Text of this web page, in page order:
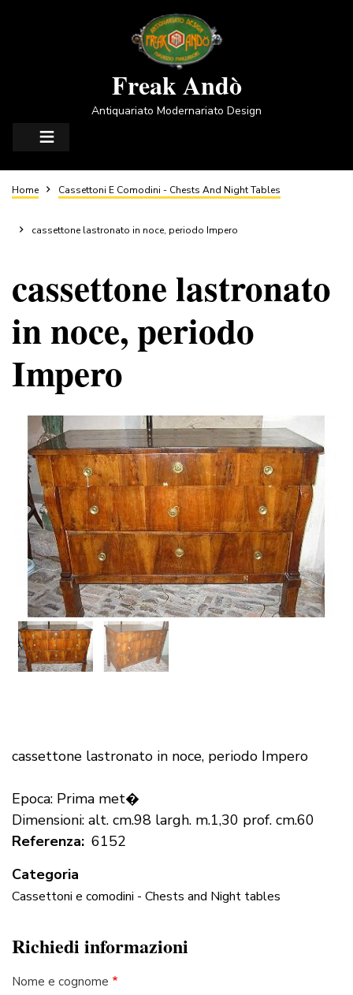
Freak Andò
Antiquariato Modernariato Design
Briciole
di
pane
Home Cassettoni E Comodini - Chests And Night Tables
cassettone lastronato in noce, periodo Impero
cassettone lastronato
in noce, periodo
Impero
cassettone lastronato in noce, periodo Impero
Epoca: Prima met�
Dimensioni: alt. cm.98 largh. m.1,30 prof. cm.60
Referenza 6152
Categoria
Cassettoni e comodini - Chests and Night tables
Richiedi informazioni
Nome e cognome